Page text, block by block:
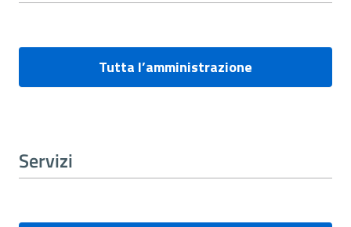
Tutta l’amministrazione
Servizi